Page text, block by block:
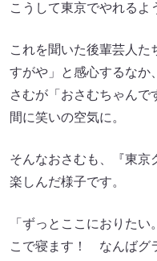
こうして東京でやれるよ
これを聞いた後輩芸人た
すがや」と感心するな
さむが「おさむちゃんで
間に笑いの空気に。
そんなおさむも、『東京
楽しんだ様子です。
「ずっとここにおりた
こで寝ます！ なんばグ